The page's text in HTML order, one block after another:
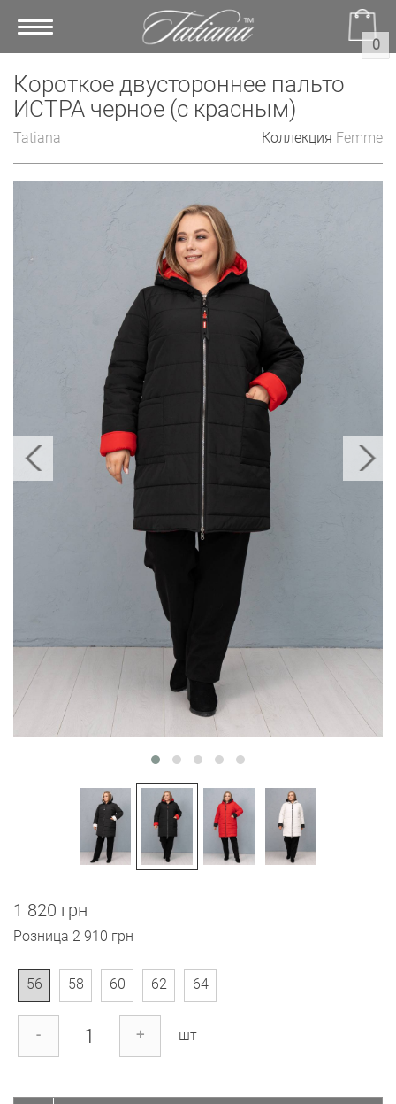
Toggle
0
Короткое двустороннее пальто
ИСТРА черное (с красным)
Tatiana Коллекция Femme
1 820 грн
Розница 2 910 грн
56 58 60 62 64
- + шт